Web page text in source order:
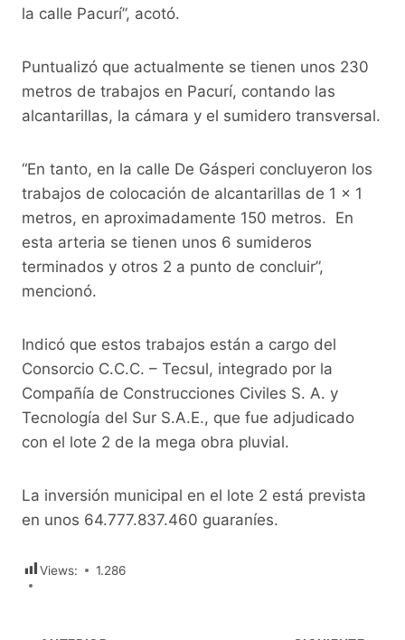
la calle Pacurí”, acotó.
Puntualizó que actualmente se tienen unos 230
metros de trabajos en Pacurí, contando las
alcantarillas, la cámara y el sumidero transversal.
“En tanto, en la calle De Gásperi concluyeron los
trabajos de colocación de alcantarillas de 1 x 1
metros, en aproximadamente 150 metros. En
esta arteria se tienen unos 6 sumideros
terminados y otros 2 a punto de concluir”,
mencionó.
Indicó que estos trabajos están a cargo del
Consorcio C.C.C. – Tecsul, integrado por la
Compañía de Construcciones Civiles S. A. y
Tecnología del Sur S.A.E., que fue adjudicado
con el lote 2 de la mega obra pluvial.
La inversión municipal en el lote 2 está prevista
en unos 64.777.837.460 guaraníes.
Views: 1.286